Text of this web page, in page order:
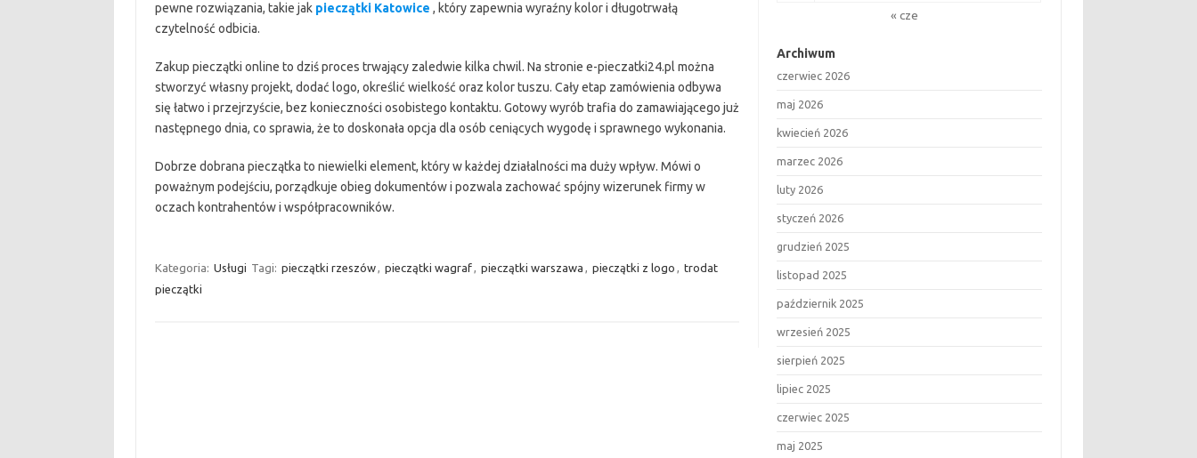
pewne rozwiązania, takie jak pieczątki Katowice , który zapewnia wyraźny kolor i długotrwałą
czytelność odbicia.
Zakup pieczątki online to dziś proces trwający zaledwie kilka chwil. Na stronie e-pieczatki24.pl można
stworzyć własny projekt, dodać logo, określić wielkość oraz kolor tuszu. Cały etap zamówienia odbywa
się łatwo i przejrzyście, bez konieczności osobistego kontaktu. Gotowy wyrób trafia do zamawiającego już
następnego dnia, co sprawia, że to doskonała opcja dla osób ceniących wygodę i sprawnego wykonania.
Dobrze dobrana pieczątka to niewielki element, który w każdej działalności ma duży wpływ. Mówi o
poważnym podejściu, porządkuje obieg dokumentów i pozwala zachować spójny wizerunek firmy w
oczach kontrahentów i współpracowników.
Kategoria: Usługi Tagi: pieczątki rzeszów, pieczątki wagraf, pieczątki warszawa , pieczątki z logo , trodat
pieczątki
« cze
Archiwum
czerwiec 2026
maj 2026
kwiecień 2026
marzec 2026
luty 2026
styczeń 2026
grudzień 2025
listopad 2025
październik 2025
wrzesień 2025
sierpień 2025
lipiec 2025
czerwiec 2025
maj 2025